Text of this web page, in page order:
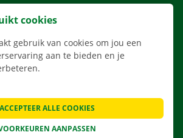
LOCATIES
APP
CONTACTEER ONS
VRAGEN
cookies
gebruik van cookies om jou een
aan te bieden en je
AANPASSEN
ACCEPTEER ALLE COOKIES